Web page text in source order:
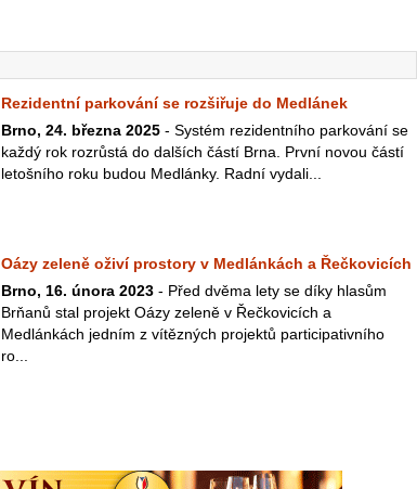
Rezidentní parkování se rozšiřuje do Medlánek
Brno, 24. března 2025 - Systém rezidentního parkování se
každý rok rozrůstá do dalších částí Brna. První novou částí
letošního roku budou Medlánky. Radní vydali...
Oázy zeleně oživí prostory v Medlánkách a Řečkovicích
Brno, 16. února 2023 - Před dvěma lety se díky hlasům
Brňanů stal projekt Oázy zeleně v Řečkovicích a
Medlánkách jedním z vítězných projektů participativního
ro...